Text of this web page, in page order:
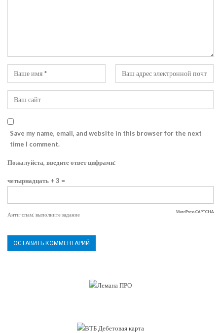
Save my name, email, and website in this browser for the next
time I comment.
Пожалуйста, введите ответ цифрами:
четырнадцать + 3 =
Анти-спам: выполните задание WordPress CAPTCHA